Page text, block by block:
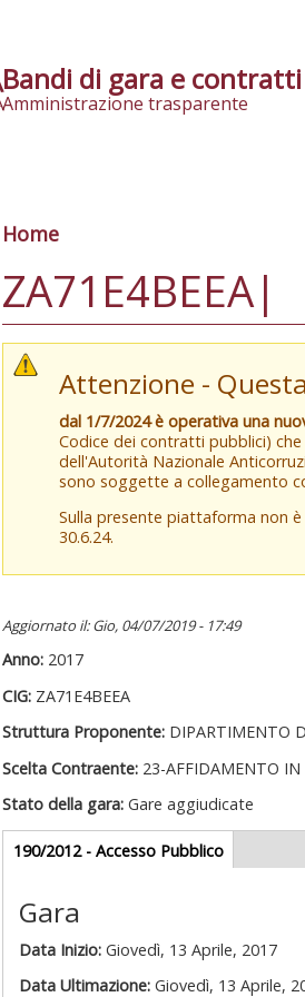
Bandi di gara e contratti
Amministrazione trasparente
Tu sei qui
Home
ZA71E4BEEA|
Attenzione -
dal 1/7/2024 è operativa una
Codice dei contratti pubblici)
dell'Autorità Nazionale
sono soggette a collegamento
Sulla presente piattaforma non
30.6.24.
Aggiornato il: Gio, 04/07/2019 - 17:49
Anno: 2017
CIG: ZA71E4BEEA
Struttura Proponente: DIPARTIMENTO
Scelta Contraente: 23-AFFIDAMENTO
Stato della gara: Gare aggiudicate
Gare appalti
190/2012 - Accesso Pubblico(scheda
attiva)
Gara
Data Inizio:Giovedì, 13 Aprile, 2017
Data Ultimazione:Giovedì, 13 Aprile,